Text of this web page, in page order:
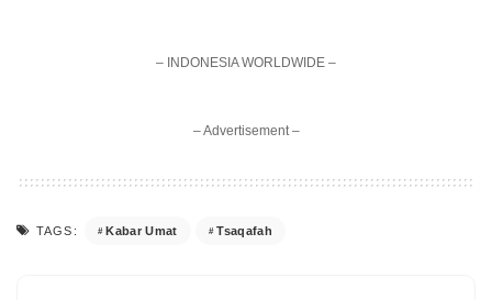
– INDONESIA WORLDWIDE –
– Advertisement –
TAGS: Kabar Umat Tsaqafah